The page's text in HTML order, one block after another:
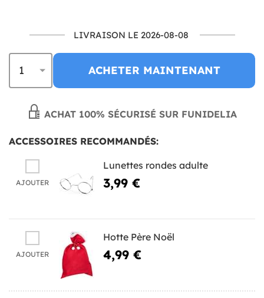
LIVRAISON LE 2026-08-08
ACHETER MAINTENANT
ACHAT 100% SÉCURISÉ SUR FUNIDELIA
ACCESSOIRES RECOMMANDÉS:
AJOUTER
Lunettes rondes adulte
3,99 €
AJOUTER
Hotte Père Noël
4,99 €